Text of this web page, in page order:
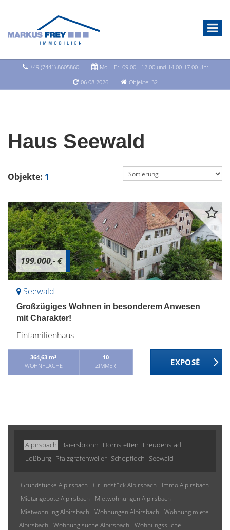
+49 (7441) 8605860
Mo. - Fr. 09.00 - 12.00 und 14.00-17.00 Uhr
06.08.2026
Objekte: 32
Haus Seewald
Objekte: 1
199.000,- €
Seewald
Großzügiges Wohnen in besonderem Anwesen
mit Charakter!
Einfamilienhaus
364,63 m²
WOHNFLÄCHE
10
ZIMMER
Alpirsbach Baiersbronn Dornstetten Freudenstadt
Loßburg Pfalzgrafenweiler Schopfloch Seewald
Grundstücke Alpirsbach Grundstück Alpirsbach
Immo Alpirsbach
Mietangebote Alpirsbach
Mietwohnungen Alpirsbach
Mietwohnung Alpirsbach
Wohnungen Alpirsbach
Wohnung miete
Alpirsbach
Wohnung suche Alpirsbach
Wohnungssuche